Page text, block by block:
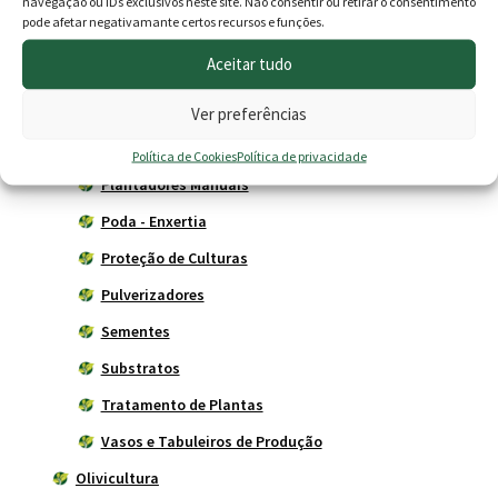
pode afetar negativamante certos recursos e funções.
Aceitar tudo
Ver preferências
Política de CookiesPolítica de privacidade
Carros de mão
Ferramentas Agrícolas
Livros
Plantadores Manuais
Poda - Enxertia
Proteção de Culturas
Pulverizadores
Sementes
Substratos
Tratamento de Plantas
Vasos e Tabuleiros de Produção
Olivicultura